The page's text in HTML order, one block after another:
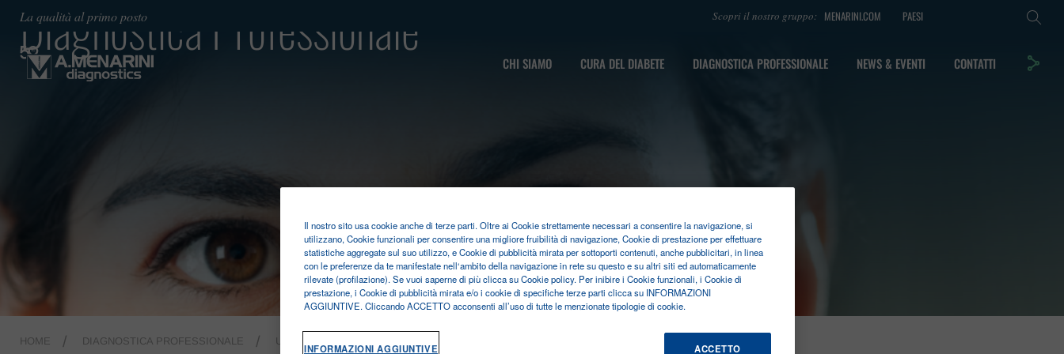
La qualità al primo posto Scopri il nostro gruppo: MENARINI.COM PAESI
CHI SIAMO CURA DEL DIABETE DIAGNOSTICA PROFESSIONALE NEWS & EVENTI CONTATTI
Diagnostica Professionale
HOME DIAGNOSTICA PROFESSIONALE URINALYSIS
Il nostro sito usa cookie anche di terze parti. Oltre ai Cookie strettamente necessari a consentire la navigazione, si
utilizzano, Cookie funzionali per consentire una migliore fruibilità di navigazione, Cookie di prestazione per effettuare
statistiche aggregate sul suo utilizzo, e Cookie di pubblicità mirata per sottoporti contenuti, anche pubblicitari, in linea
con le preferenze da te manifestate nell‘ambito della navigazione in rete su questo e su altri siti ed automaticamente
rilevate (profilazione). Se vuoi saperne di più clicca su Cookie policy. Per inibire i Cookie funzionali, i Cookie di
prestazione, i Cookie di pubblicità mirata e/o i cookie di specifiche terze parti clicca su INFORMAZIONI
AGGIUNTIVE. Cliccando ACCETTO acconsenti all’uso di tutte le menzionate tipologie di cookie.
INFORMAZIONI AGGIUNTIVE ACCETTO